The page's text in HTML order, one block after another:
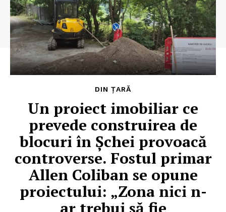
DIN ȚARĂ
Un proiect imobiliar ce
prevede construirea de
blocuri în Șchei provoacă
controverse. Fostul primar
Allen Coliban se opune
proiectului: „Zona nici n-